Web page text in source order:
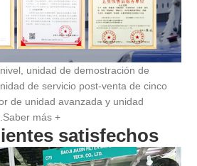
unidad de demostración de
de servicio post-venta de cinco
de unidad avanzada y unidad
Saber más +
satisfechos